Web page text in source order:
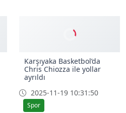
Karşıyaka Basketbol’da
Chris Chiozza ile yollar
ayrıldı